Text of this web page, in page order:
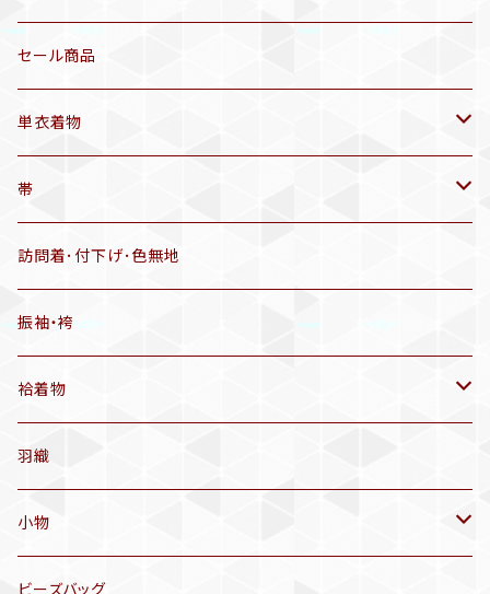
三分紐
帯揚げ
羽織
半幅帯
有松絞り浴衣(6～9月頃)
リサイクル着物
セール商品
単衣着物
アンティーク着物
リサイクル着物
帯
リサイクル帯
アンティーク帯
アンティーク仕立てかえ帯
名古屋帯
洒落袋帯
袋帯
訪問着･付下げ･色無地
振袖・袴
袷着物
アンティーク着物
リサイクル着物
訪問着、付下げ、色無地
羽織
小物
帯揚げ
ビーズバッグ